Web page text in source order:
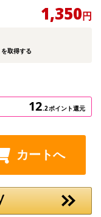
1,350円
を取得する
12.2ポイント還元
カートへ